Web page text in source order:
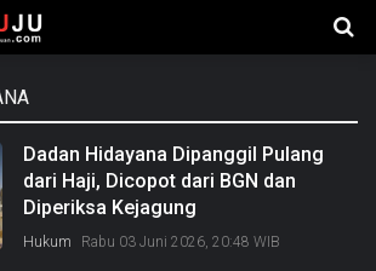
Dadan Hidayana Dipanggil Pulang
dari Haji, Dicopot dari BGN dan
Diperiksa Kejagung
Hukum Rabu 03 Juni 2026, 20:48 WIB